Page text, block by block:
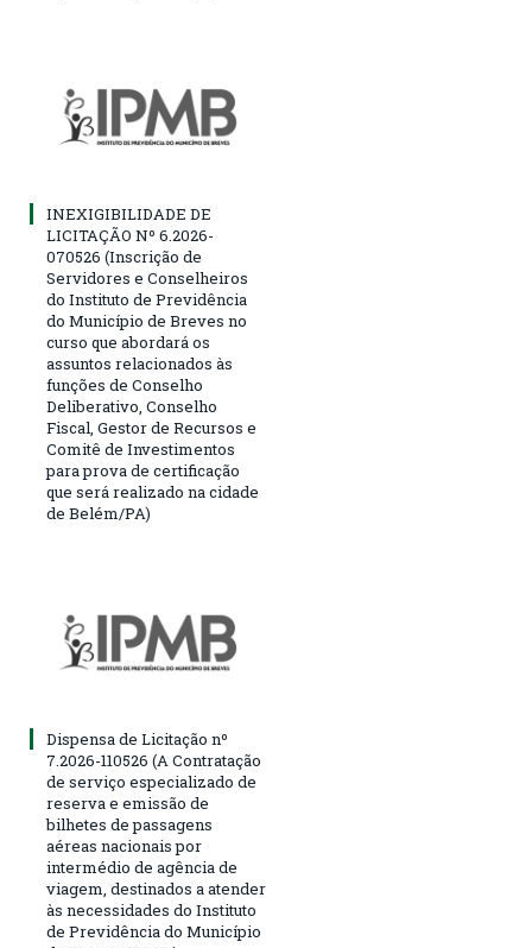
INEXIGIBILIDADE DE
LICITAÇÃO Nº 6.2026-
070526 (Inscrição de
Servidores e Conselheiros
do Instituto de Previdência
do Município de Breves no
curso que abordará os
assuntos relacionados às
funções de Conselho
Deliberativo, Conselho
Fiscal, Gestor de Recursos e
Comitê de Investimentos
para prova de certificação
que será realizado na cidade
de Belém/PA)
Dispensa de Licitação nº
7.2026-110526 (A Contratação
de serviço especializado de
reserva e emissão de
bilhetes de passagens
aéreas nacionais por
intermédio de agência de
viagem, destinados a atender
às necessidades do Instituto
de Previdência do Município